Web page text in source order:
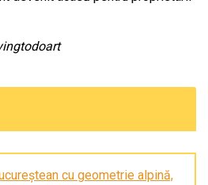
cu geometrie alpină,